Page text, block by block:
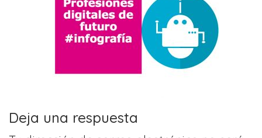
Deja una respuesta